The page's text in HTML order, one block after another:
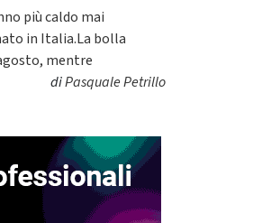
più caldo mai
in Italia.La bolla
mentre
diPasquale Petrillo